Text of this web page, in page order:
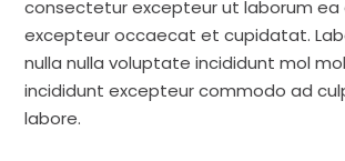
consectetur excepteur ut laborum ea
excepteur occaecat et cupidatat.
nulla nulla voluptate incididunt mol
incididunt excepteur commodo ad
labore.